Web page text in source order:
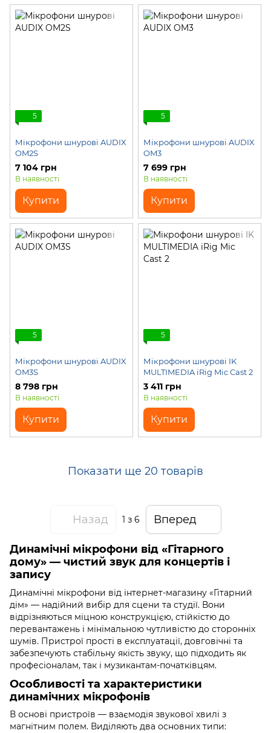
5
Мікрофони шнурові AUDIX
OM2S
7 104 грн
В наявності
Купити
5
Мікрофони шнурові AUDIX
OM3
7 699 грн
В наявності
Купити
5
Мікрофони шнурові AUDIX
OM3S
8 798 грн
В наявності
Купити
5
Мікрофони шнурові IK
MULTIMEDIA iRig Mic Cast 2
3 411 грн
В наявності
Купити
Показати ще 20 товарів
Назад 1 з 6 Вперед
Динамічні мікрофони від «Гітарного
дому» — чистий звук для концертів і
запису
Динамічні мікрофони від інтернет-магазину «Гітарний
дім» — надійний вибір для сцени та студії. Вони
відрізняються міцною конструкцією, стійкістю до
перевантажень і мінімальною чутливістю до сторонніх
шумів. Пристрої прості в експлуатації, довговічні та
забезпечують стабільну якість звуку, що підходить як
професіоналам, так і музикантам-початківцям.
Особливості та характеристики
динамічних мікрофонів
В основі пристроїв — взаємодія звукової хвилі з
магнітним полем. Виділяють два основних типи: